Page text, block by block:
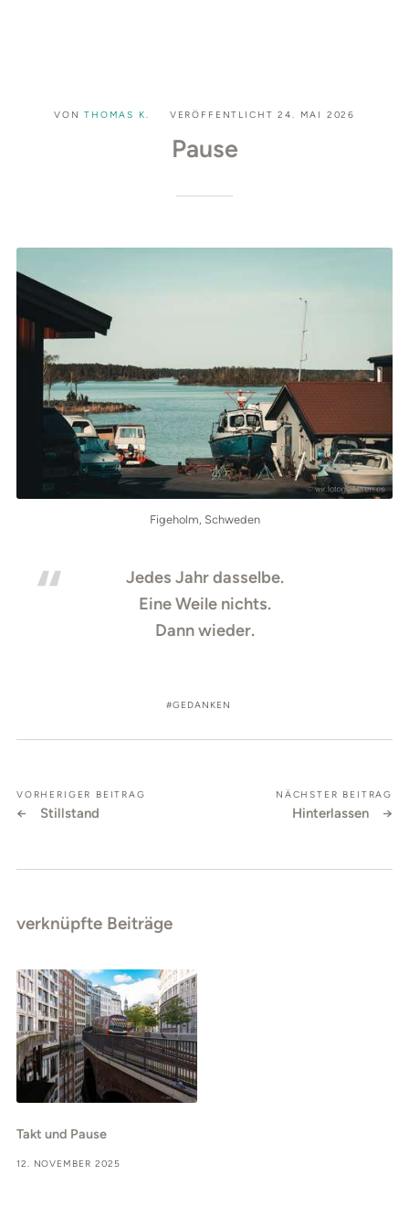
VONTHOMAS K. VERÖFFENTLICHT24. MAI 2026
Pause
Figeholm, Schweden
Jedes Jahr dasselbe.
Eine Weile nichts.
Dann wieder.
GEDANKEN
VORHERIGER BEITRAG
Stillstand
NÄCHSTER BEITRAG
Hinterlassen
verknüpfte Beiträge
Takt und Pause
12. NOVEMBER 2025